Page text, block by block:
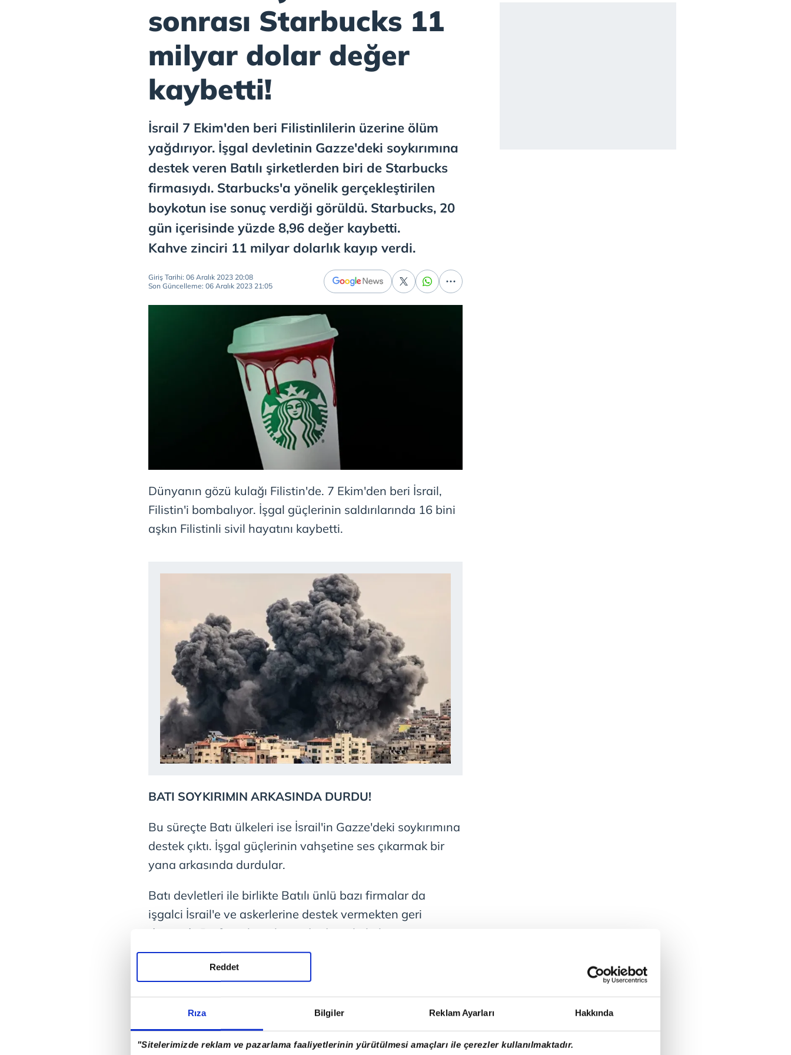
Rıza Bilgiler Reklam Ayarları Hakkında
"Sitelerimizde reklam ve pazarlama faaliyetlerinin yürütülmesi amaçları ile çerezler kullanılmaktadır.
Reddet
sonrası Starbucks 11
milyar dolar değer
kaybetti!
İsrail 7 Ekim'den beri Filistinlilerin üzerine ölüm
yağdırıyor. İşgal devletinin Gazze'deki soykırımına
destek veren Batılı şirketlerden biri de Starbucks
firmasıydı. Starbucks'a yönelik gerçekleştirilen
boykotun ise sonuç verdiği görüldü. Starbucks, 20
gün içerisinde yüzde 8,96 değer kaybetti.
Kahve zinciri 11 milyar dolarlık kayıp verdi.
Giriş Tarihi: 06 Aralık 2023 20:08
Son Güncelleme: 06 Aralık 2023 21:05
Dünyanın gözü kulağı Filistin'de. 7 Ekim'den beri İsrail,
Filistin'i bombalıyor. İşgal güçlerinin saldırılarında 16 bini
aşkın Filistinli sivil hayatını kaybetti.
BATI SOYKIRIMIN ARKASINDA DURDU!
Bu süreçte Batı ülkeleri ise İsrail'in Gazze'deki soykırımına
destek çıktı. İşgal güçlerinin vahşetine ses çıkarmak bir
yana arkasında durdular.
Batı devletleri ile birlikte Batılı ünlü bazı firmalar da
işgalci İsrail'e ve askerlerine destek vermekten geri
durmadı. Bu firmaların başında da ünlü kahve zinciri
şirketi Starbucks var.